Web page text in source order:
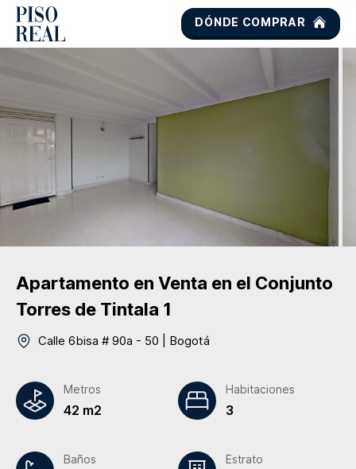
DÓNDE COMPRAR
Apartamento en Venta en el Conjunto
Torres de Tintala 1
Calle 6bisa # 90a - 50 Bogotá
Metros
42 m2
Habitaciones
3
Baños Estrato